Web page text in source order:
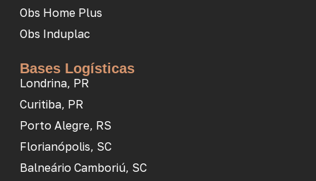
Obs Home Plus
Obs Induplac
Bases Logísticas
Londrina, PR
Curitiba, PR
Porto Alegre, RS
Florianópolis, SC
Balneário Camboriú, SC